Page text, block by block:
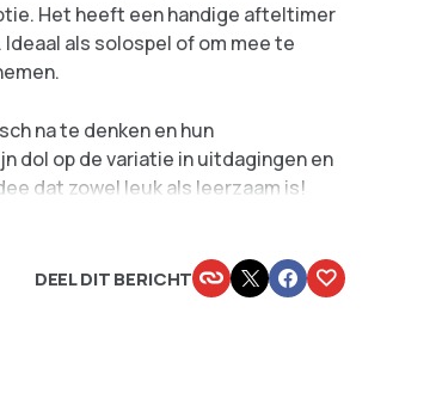
Het heeft een handige afteltimer
als solospel of om mee te
na te denken en hun
dol op de variatie in uitdagingen en
dat zowel leuk als leerzaam is!
DEEL DIT BERICHT